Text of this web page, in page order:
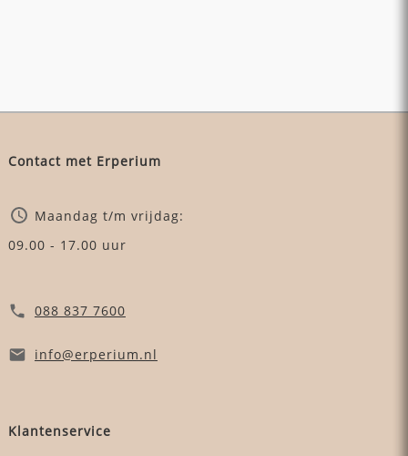
Contact met Erperium
Maandag t/m vrijdag:
09.00 - 17.00 uur
088 837 7600
info@erperium.nl
Klantenservice